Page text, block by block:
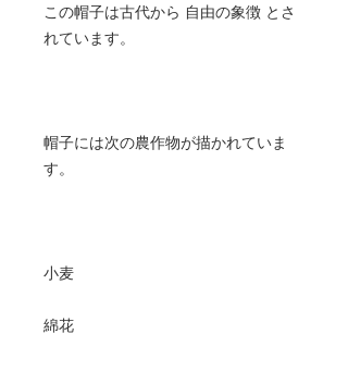
この帽子は古代から 自由の象徴 とさ
れています。
帽子には次の農作物が描かれていま
す。
小麦
綿花